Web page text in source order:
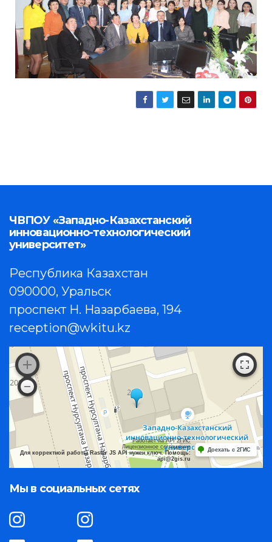
ЧВПОУ «Западно-Казахстанский
инновационно-технологический
университет»
Республика Казахстан
090000, Уральск
проспект Н. Назарбаева, 194
reception@wkitu.kz
Работает на API 2ГИС
Лицензионное соглашение
Для корректной работы Raster JS API нужен ключ. Помощь:
api@2gis.ru
Доехать с 2ГИС
Мы в социальных сетях